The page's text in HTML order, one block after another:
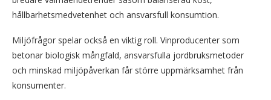
hållbarhetsmedvetenhet och ansvarsfull konsumtion.
Miljöfrågor spelar också en viktig roll. Vinproducenter som
betonar biologisk mångfald, ansvarsfulla jordbruksmetoder
och minskad miljöpåverkan får större uppmärksamhet från
konsumenter.